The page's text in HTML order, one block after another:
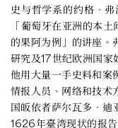
史与哲学系的约格‧
「葡萄牙在亚洲的本
的果阿为例」的讲座。
研究及17世纪欧洲国家
他用大量一手史料和案
情报人员、网络和技术
国皈依者萨尔瓦多‧迪
1626年臺湾现状的报